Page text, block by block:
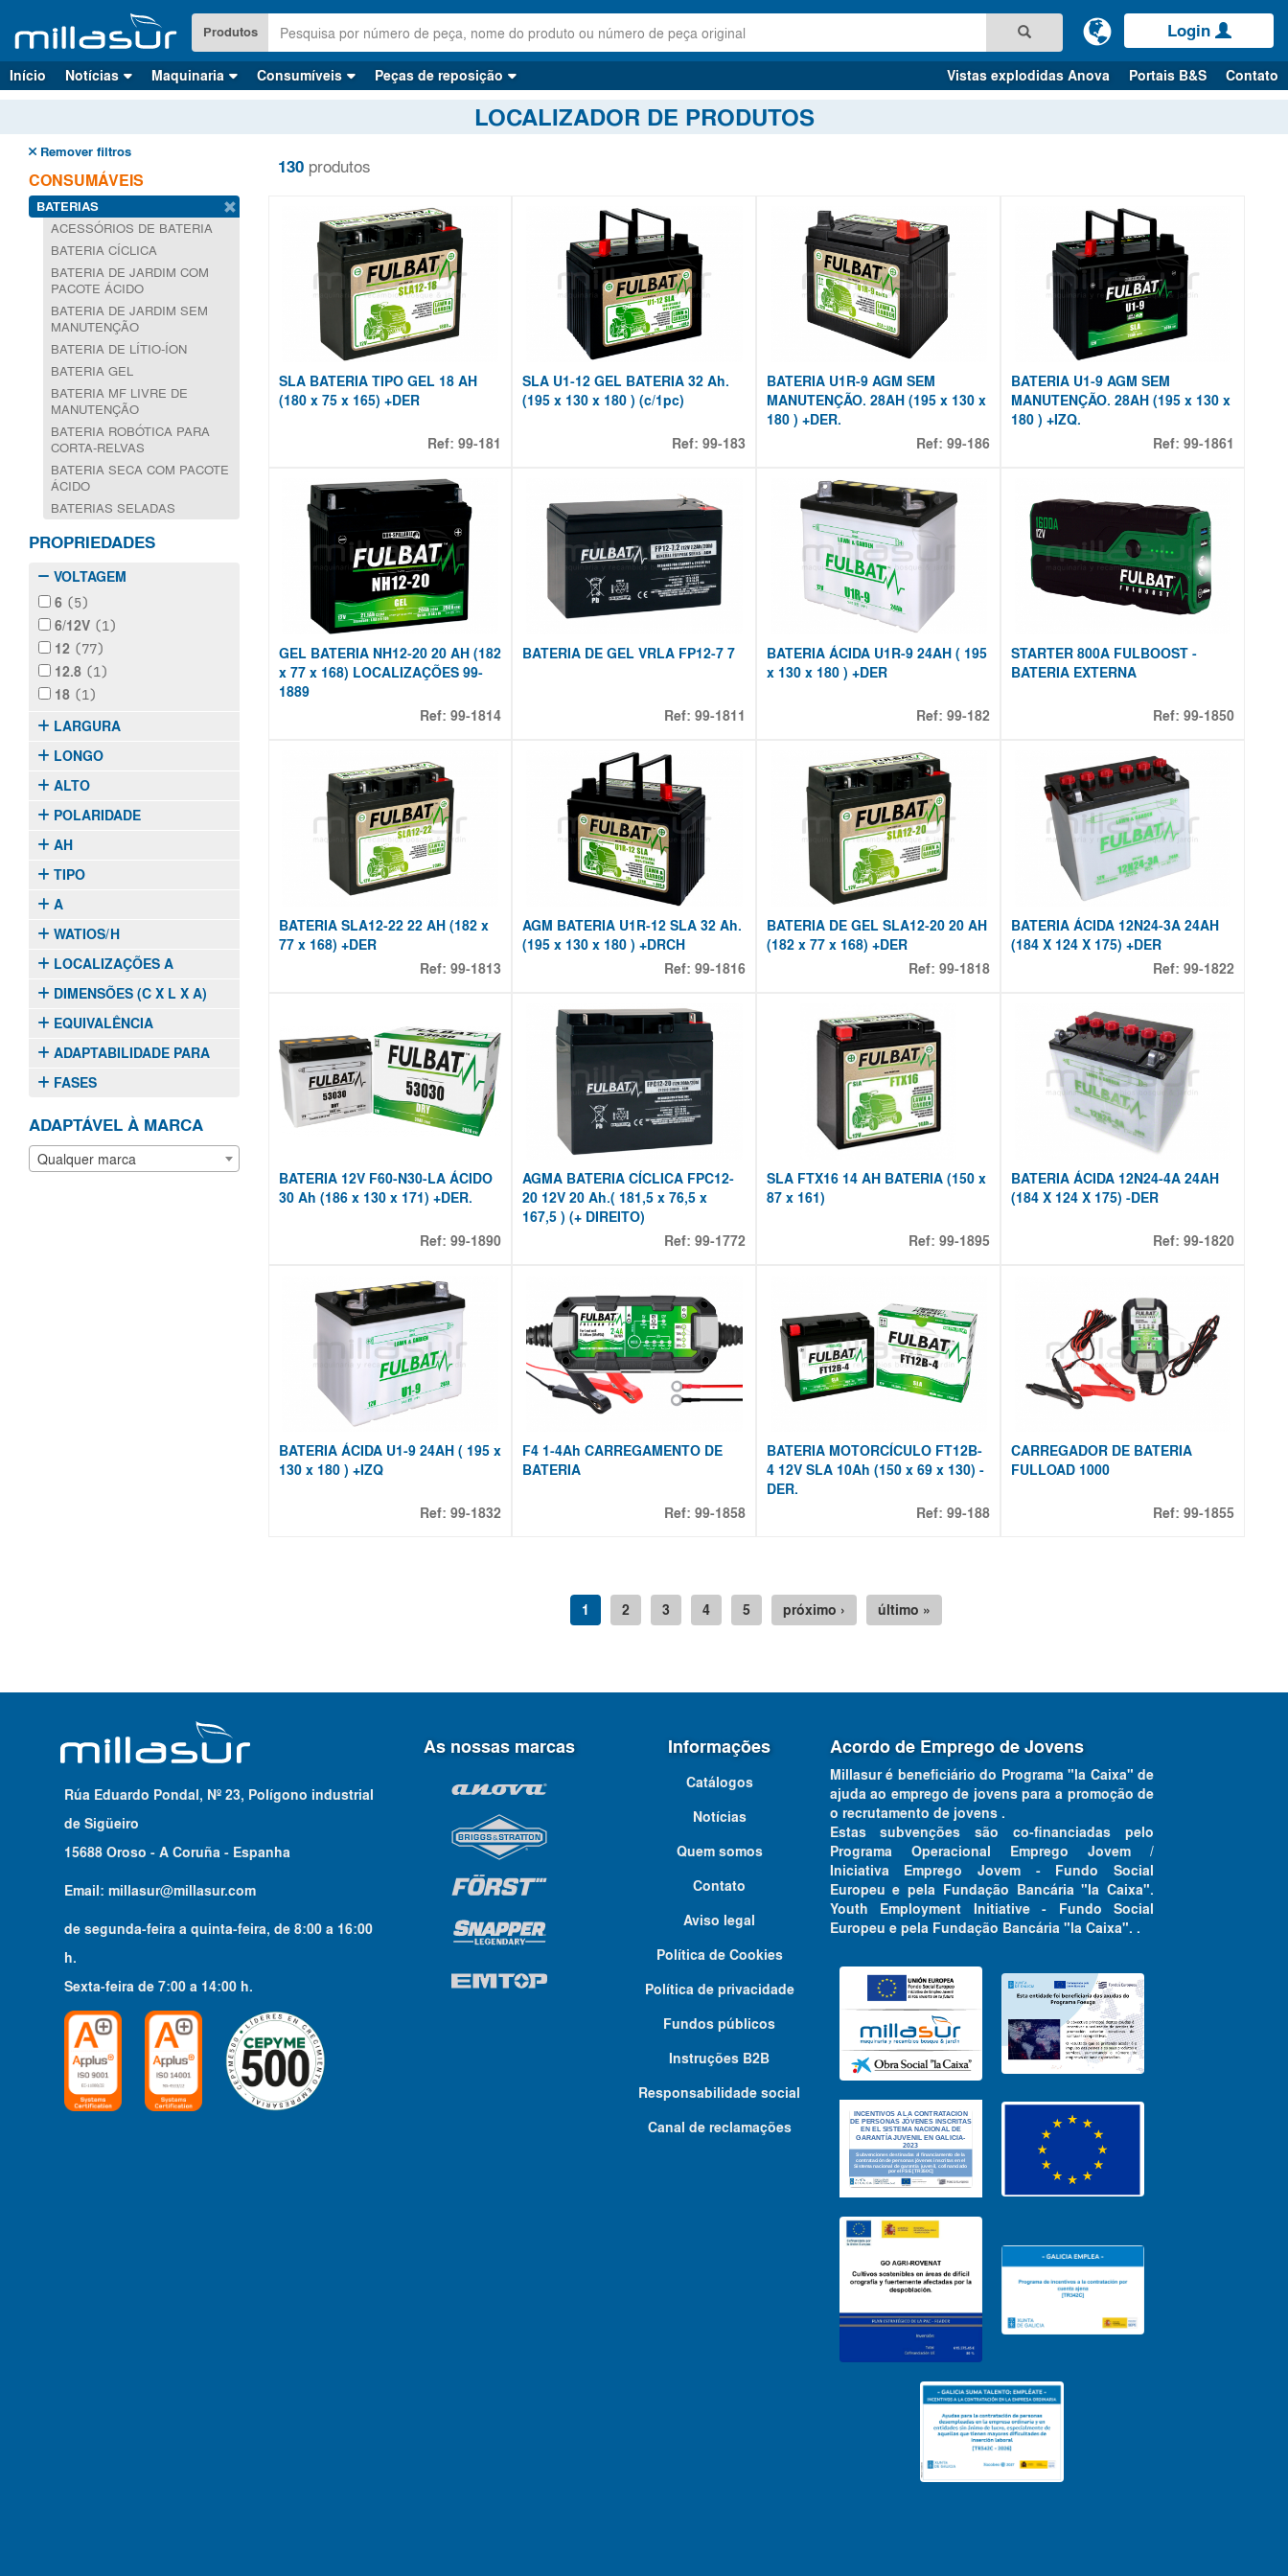
para
conteúdo
principal
Produtos Login
Início Notícias Maquinaria Consumíveis Peças de reposição Vistas explodidas Anova Portais B&S Contato
LOCALIZADOR DE PRODUTOS
Remover filtros
CONSUMÁVEIS
BATERIAS
ACESSÓRIOS DE BATERIA
BATERIA CÍCLICA
BATERIA DE JARDIM COM
PACOTE ÁCIDO
BATERIA DE JARDIM SEM
MANUTENÇÃO
BATERIA DE LÍTIO-ÍON
BATERIA GEL
BATERIA MF LIVRE DE
MANUTENÇÃO
BATERIA ROBÓTICA PARA
CORTA-RELVAS
BATERIA SECA COM PACOTE
ÁCIDO
BATERIAS SELADAS
PROPRIEDADES
VOLTAGEM
6 (5)
6/12V (1)
12 (77)
12.8 (1)
18 (1)
LARGURA
LONGO
ALTO
POLARIDADE
AH
TIPO
A
WATIOS/H
LOCALIZAÇÕES A
DIMENSÕES (C X L X A)
EQUIVALÊNCIA
ADAPTABILIDADE PARA
FASES
ADAPTÁVEL À MARCA
Qualquer marca
130produtos
SLA BATERIA TIPO GEL 18 AH
(180 x 75 x 165) +DER
Ref:99-181
SLA U1-12 GEL BATERIA 32 Ah.
(195 x 130 x 180 ) (c/1pc)
Ref:99-183
BATERIA U1R-9 AGM SEM
MANUTENÇÃO. 28AH (195 x 130 x
180 ) +DER.
Ref:99-186
BATERIA U1-9 AGM SEM
MANUTENÇÃO. 28AH (195 x 130 x
180 ) +IZQ.
Ref: 99-1861
GEL BATERIA NH12-20 20 AH (182
x 77 x 168) LOCALIZAÇÕES 99-
1889
Ref:99-1814
BATERIA DE GEL VRLA FP12-7 7
Ref:99-1811
BATERIA ÁCIDA U1R-9 24AH ( 195
x 130 x 180 ) +DER
Ref:99-182
STARTER 800A FULBOOST -
BATERIA EXTERNA
Ref: 99-1850
BATERIA SLA12-22 22 AH (182 x
77 x 168) +DER
Ref:99-1813
AGM BATERIA U1R-12 SLA 32 Ah.
(195 x 130 x 180 ) +DRCH
Ref:99-1816
BATERIA DE GEL SLA12-20 20 AH
(182 x 77 x 168) +DER
Ref:99-1818
BATERIA ÁCIDA 12N24-3A 24AH
(184 X 124 X 175) +DER
Ref: 99-1822
BATERIA 12V F60-N30-LA ÁCIDO
30 Ah (186 x 130 x 171) +DER.
Ref:99-1890
AGMA BATERIA CÍCLICA FPC12-
20 12V 20 Ah.( 181,5 x 76,5 x
167,5 ) (+ DIREITO)
Ref:99-1772
SLA FTX16 14 AH BATERIA (150 x
87 x 161)
Ref:99-1895
BATERIA ÁCIDA 12N24-4A 24AH
(184 X 124 X 175) -DER
Ref: 99-1820
BATERIA ÁCIDA U1-9 24AH ( 195 x
130 x 180 ) +IZQ
Ref:99-1832
F4 1-4Ah CARREGAMENTO DE
BATERIA
Ref:99-1858
BATERIA MOTORCÍCULO FT12B-
4 12V SLA 10Ah (150 x 69 x 130) -
DER.
Ref:99-188
CARREGADOR DE BATERIA
FULLOAD 1000
Ref: 99-1855
1 2 3 4 5 próximo › último »
Rúa Eduardo Pondal, Nº 23, Polígono industrial
de Sigüeiro
15688 Oroso - A Coruña - Espanha
Email:millasur@millasur.com
de segunda-feira a quinta-feira, de8:00 a 16:00
h.
Sexta-feira de7:00 a 14:00 h.
As nossas marcas Informações
Catálogos
Notícias
Quem somos
Contato
Aviso legal
Política de Cookies
Política de privacidade
Fundos públicos
Instruções B2B
Responsabilidade social
Canal de reclamações
Acordo de Emprego de Jovens
Millasur é beneficiário do Programa "la Caixa" de
ajuda ao emprego de jovens para a promoção de
o recrutamento de jovens .
Estas subvenções são co-financiadas pelo
Programa Operacional Emprego Jovem /
Iniciativa Emprego Jovem - Fundo Social
Europeu e pela Fundação Bancária "la Caixa".
Youth Employment Initiative - Fundo Social
Europeu e pela Fundação Bancária "la Caixa". .